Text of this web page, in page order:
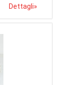
Dettagli»